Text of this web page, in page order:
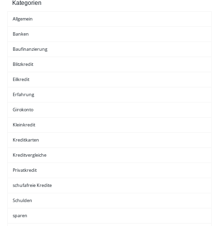
Kategorien
Allgemein
Banken
Baufinanzierung
Blitzkredit
Eilkredit
Erfahrung
Girokonto
Kleinkredit
Kreditkarten
Kreditvergleiche
Privatkredit
schufafreie Kredite
Schulden
sparen